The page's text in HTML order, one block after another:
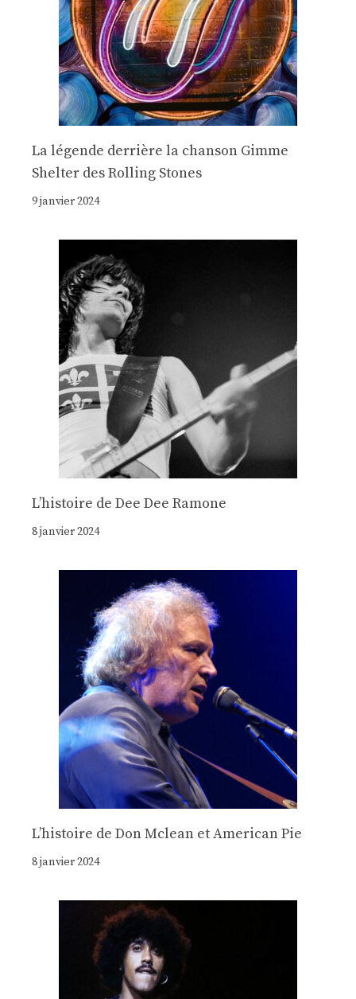
La légende derrière la chanson Gimme
Shelter des Rolling Stones
9 janvier 2024
Lʼhistoire de Dee Dee Ramone
8 janvier 2024
Lʼhistoire de Don Mclean et American Pie
8 janvier 2024